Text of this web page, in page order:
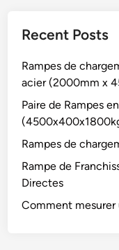
Recent Posts
Rampes de
acier (2000mm x
Paire de Rampes
Rampes de
Rampe de
Directes
Comment mesurer